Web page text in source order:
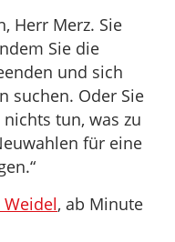
Herr Merz. Sie
Sie die
und sich
suchen. Oder Sie
tun, was zu
für eine
, ab Minute